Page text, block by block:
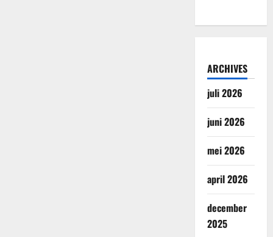
ARCHIVES
juli 2026
juni 2026
mei 2026
april 2026
december
2025